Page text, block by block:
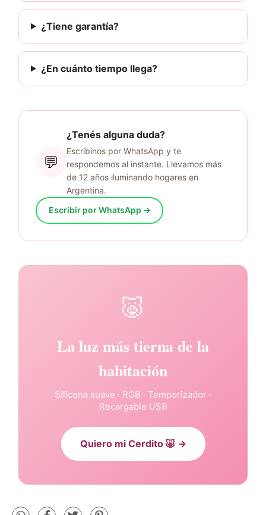
¿Tiene garantía?
¿En cuánto tiempo llega?
💬
¿Tenés alguna duda?
Escribinos por WhatsApp y te
respondemos al instante. Llevamos más
de 12 años iluminando hogares en
Argentina.
Escribir por WhatsApp →
🐷
La luz más tierna de la
habitación
Silicona suave · RGB · Temporizador ·
Recargable USB
Quiero mi Cerdito 🐷 →